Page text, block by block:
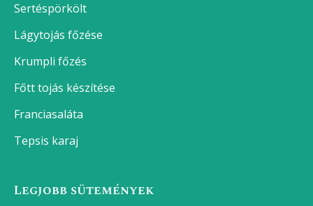
Sertéspörkölt
Lágytojás főzése
Krumpli főzés
Főtt tojás készítése
Franciasaláta
Tepsis karaj
Legjobb sütemények